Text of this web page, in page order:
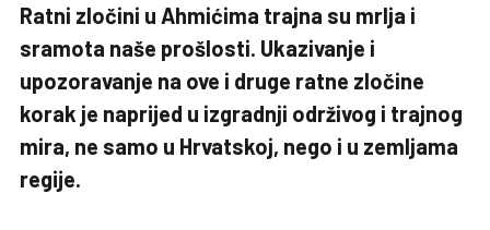
Ratni zločini u Ahmićima trajna su mrlja i
sramota naše prošlosti. Ukazivanje i
upozoravanje na ove i druge ratne zločine
korak je naprijed u izgradnji održivog i trajnog
mira, ne samo u Hrvatskoj, nego i u zemljama
regije.